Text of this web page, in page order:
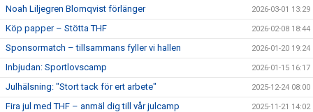
Noah Liljegren Blomqvist förlänger 2026-03-01 13:29
Köp papper – Stötta THF 2026-02-08 18:44
Sponsormatch – tillsammans fyller vi hallen 2026-01-20 19:24
Inbjudan: Sportlovscamp 2026-01-15 16:17
Julhälsning: "Stort tack för ert arbete" 2025-12-24 08:00
Fira jul med THF – anmäl dig till vår julcamp 2025-11-21 14:02